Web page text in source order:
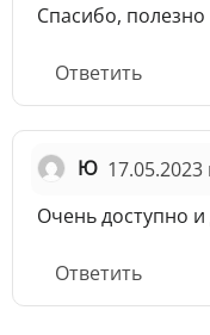
Спасибо, полезно
Ответить
Ю 17.05.2023
Очень доступно
Ответить